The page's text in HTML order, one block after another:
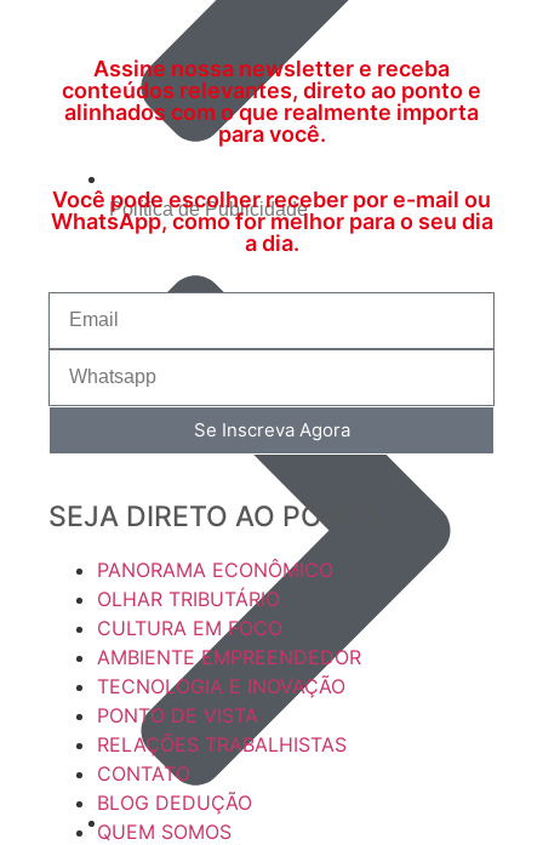
Política de Publicidade
Assine nossa newsletter e receba
conteúdos relevantes, direto ao ponto e
alinhados com o que realmente importa
para você.
Você pode escolher receber por e-mail ou
WhatsApp, como for melhor para o seu dia
a dia.
Se Inscreva Agora
SEJA DIRETO AO PONTO
PANORAMA ECONÔMICO
OLHAR TRIBUTÁRIO
CULTURA EM FOCO
AMBIENTE EMPREENDEDOR
TECNOLOGIA E INOVAÇÃO
PONTO DE VISTA
RELAÇÕES TRABALHISTAS
CONTATO
BLOG DEDUÇÃO
QUEM SOMOS